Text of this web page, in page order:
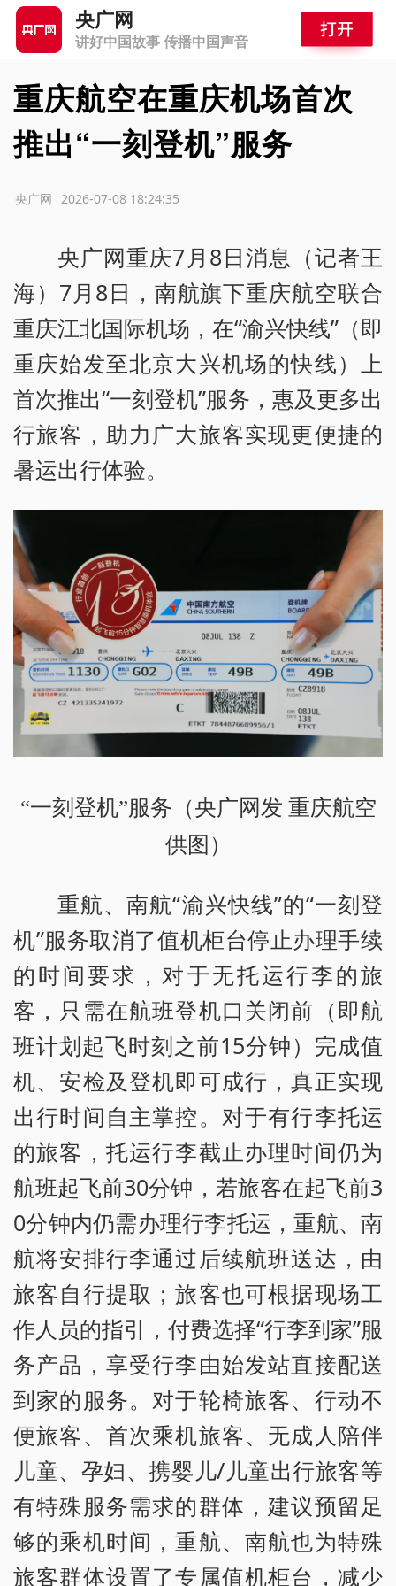
央广网
讲好中国故事 传播中国声音
重庆航空在重庆机场首次
推出“一刻登机”服务
2026-07-08 18:24:35
央广网
央广网重庆7月8日消息（记者王
海）7月8日，南航旗下重庆航空联合
重庆江北国际机场，在“渝兴快线”（即
重庆始发至北京大兴机场的快线）上
首次推出“一刻登机”服务，惠及更多出
行旅客，助力广大旅客实现更便捷的
暑运出行体验。
“一刻登机”服务（央广网发 重庆航空
供图）
重航、南航“渝兴快线”的“一刻登
机”服务取消了值机柜台停止办理手续
的时间要求，对于无托运行李的旅
客，只需在航班登机口关闭前（即航
班计划起飞时刻之前15分钟）完成值
机、安检及登机即可成行，真正实现
出行时间自主掌控。对于有行李托运
的旅客，托运行李截止办理时间仍为
航班起飞前30分钟，若旅客在起飞前3
0分钟内仍需办理行李托运，重航、南
航将安排行李通过后续航班送达，由
旅客自行提取；旅客也可根据现场工
作人员的指引，付费选择“行李到家”服
务产品，享受行李由始发站直接配送
到家的服务。对于轮椅旅客、行动不
便旅客、首次乘机旅客、无成人陪伴
儿童、孕妇、携婴儿/儿童出行旅客等
有特殊服务需求的群体，建议预留足
够的乘机时间，重航、南航也为特殊
旅客群体设置了专属值机柜台，减少